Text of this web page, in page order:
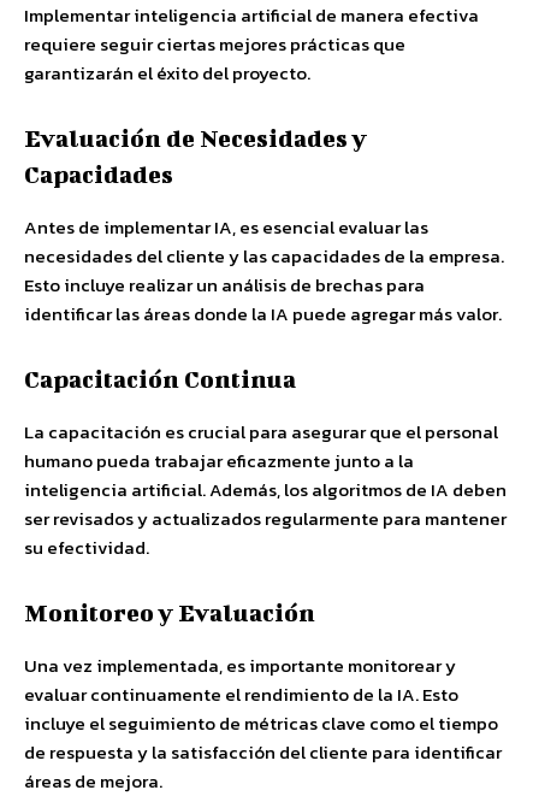
Implementar inteligencia artificial de manera efectiva
requiere seguir ciertas mejores prácticas que
garantizarán el éxito del proyecto.
Evaluación de Necesidades y
Capacidades
Antes de implementar IA, es esencial evaluar las
necesidades del cliente y las capacidades de la empresa.
Esto incluye realizar un análisis de brechas para
identificar las áreas donde la IA puede agregar más valor.
Capacitación Continua
La capacitación es crucial para asegurar que el personal
humano pueda trabajar eficazmente junto a la
inteligencia artificial. Además, los algoritmos de IA deben
ser revisados y actualizados regularmente para mantener
su efectividad.
Monitoreo y Evaluación
Una vez implementada, es importante monitorear y
evaluar continuamente el rendimiento de la IA. Esto
incluye el seguimiento de métricas clave como el tiempo
de respuesta y la satisfacción del cliente para identificar
áreas de mejora.